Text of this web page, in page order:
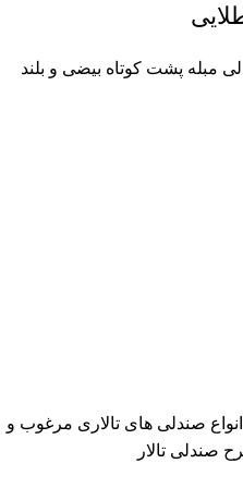
مبله پشت کوتاه بیضی و بلند
انواع صندلی های تالاری مرغوب و
صندلی تالار